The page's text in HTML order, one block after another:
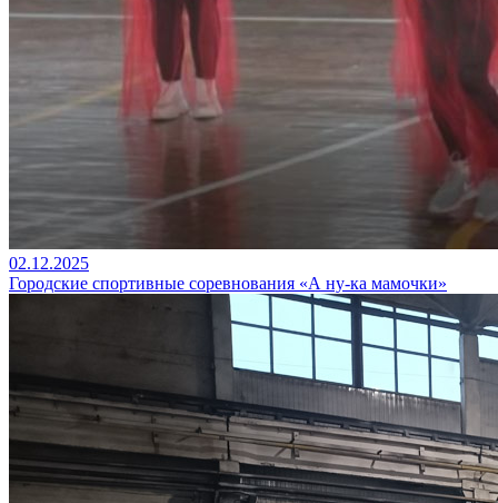
02.12.2025
Городские спортивные соревнования «А ну-ка мамочки»